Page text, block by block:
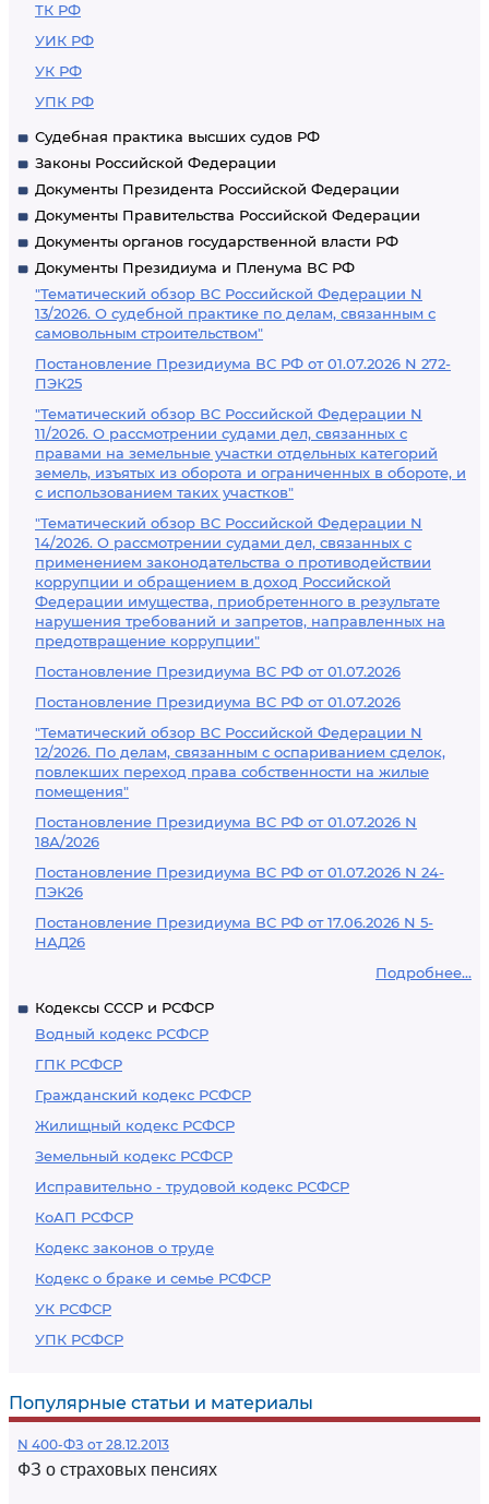
ТК РФ
УИК РФ
УК РФ
УПК РФ
Судебная практика высших судов РФ
Законы Российской Федерации
Документы Президента Российской Федерации
Документы Правительства Российской Федерации
Документы органов государственной власти РФ
Документы Президиума и Пленума ВС РФ
"Тематический обзор ВС Российской Федерации N
13/2026. О судебной практике по делам, связанным с
самовольным строительством"
Постановление Президиума ВС РФ от 01.07.2026 N 272-
ПЭК25
"Тематический обзор ВС Российской Федерации N
11/2026. О рассмотрении судами дел, связанных с
правами на земельные участки отдельных категорий
земель, изъятых из оборота и ограниченных в обороте, и
с использованием таких участков"
"Тематический обзор ВС Российской Федерации N
14/2026. О рассмотрении судами дел, связанных с
применением законодательства о противодействии
коррупции и обращением в доход Российской
Федерации имущества, приобретенного в результате
нарушения требований и запретов, направленных на
предотвращение коррупции"
Постановление Президиума ВС РФ от 01.07.2026
Постановление Президиума ВС РФ от 01.07.2026
"Тематический обзор ВС Российской Федерации N
12/2026. По делам, связанным с оспариванием сделок,
повлекших переход права собственности на жилые
помещения"
Постановление Президиума ВС РФ от 01.07.2026 N
18А/2026
Постановление Президиума ВС РФ от 01.07.2026 N 24-
ПЭК26
Постановление Президиума ВС РФ от 17.06.2026 N 5-
НАД26
Подробнее...
Кодексы СССР и РСФСР
Водный кодекс РСФСР
ГПК РСФСР
Гражданский кодекс РСФСР
Жилищный кодекс РСФСР
Земельный кодекс РСФСР
Исправительно - трудовой кодекс РСФСР
КоАП РСФСР
Кодекс законов о труде
Кодекс о браке и семье РСФСР
УК РСФСР
УПК РСФСР
Популярные статьи и материалы
N 400-ФЗ от 28.12.2013
ФЗ о страховых пенсиях